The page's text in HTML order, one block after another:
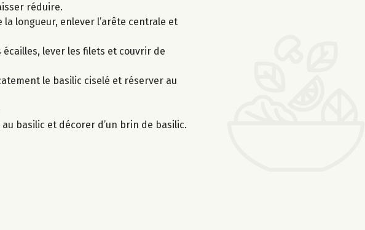
réduire.
longueur, enlever l’arête centrale et
lever les filets et couvrir de
le basilic ciselé et réserver au
basilic et décorer d’un brin de basilic.